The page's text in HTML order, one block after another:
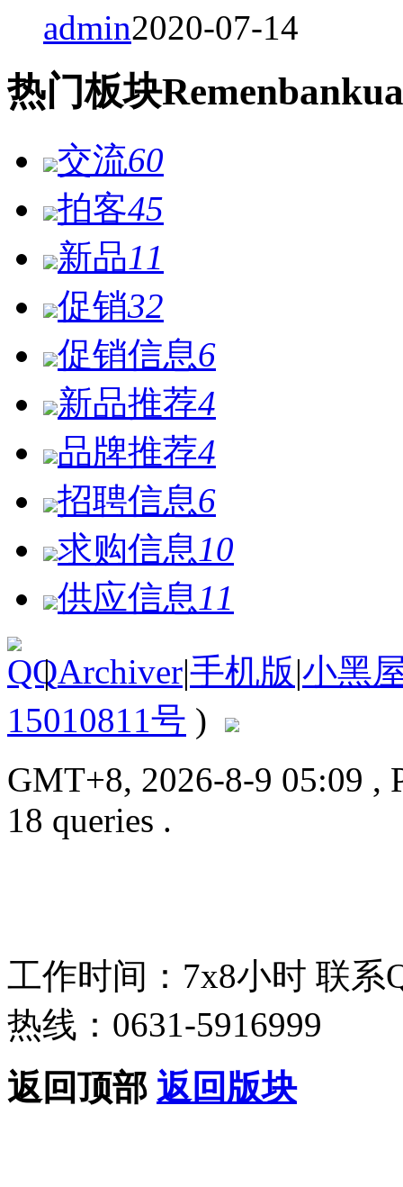
admin2020-07-14
热门板块Remen
交流60
拍客45
新品11
促销32
促销信息6
新品推荐4
品牌推荐4
招聘信息6
求购信息 10
供应信息 11
| Archiver|手机版|小黑
15010811号 )
GMT+8, 2026-8-9 05:09 ,
18 queries .
工作时间：7x8小时 联系
热线：0631-5916999
返回顶部 返回版块